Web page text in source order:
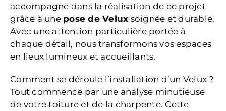
accompagne dans la réalisation de ce projet
grâce à une pose de Velux soignée et durable.
Avec une attention particulière portée à
chaque détail, nous transformons vos espaces
en lieux lumineux et accueillants.
Comment se déroule l’installation d’un Velux ?
Tout commence par une analyse minutieuse
de votre toiture et de la charpente. Cette